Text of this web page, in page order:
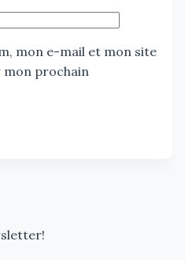
mon e-mail et mon site
mon prochain